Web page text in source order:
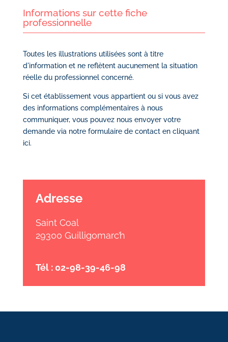
Informations sur cette fiche
professionnelle
Toutes les illustrations utilisées sont à titre
d'information et ne reflètent aucunement la situation
réelle du professionnel concerné.
Si cet établissement vous appartient ou si vous avez
des informations complémentaires à nous
communiquer, vous pouvez nous envoyer votre
demande via notre formulaire de contact en cliquant
ici.
Adresse
Saint Coal
29300 Guilligomarc’h
Tél : 02-98-39-46-98